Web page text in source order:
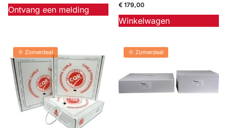
Ontvang een melding € 179,00
Winkelwagen
🌞 Zomerdeal 🌞 Zomerdeal